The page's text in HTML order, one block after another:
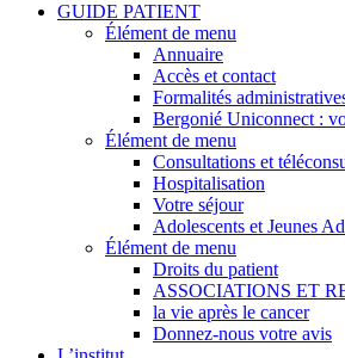
GUIDE PATIENT
Élément de menu
Annuaire
Accès et contact
Formalités
Bergonié Uniconnect :
Élément de menu
Consultations et
Hospitalisation
Votre séjour
Adolescents et Jeunes
Élément de menu
Droits du patient
ASSOCIATIONS ET
la vie après le cancer
Donnez-nous votre avis